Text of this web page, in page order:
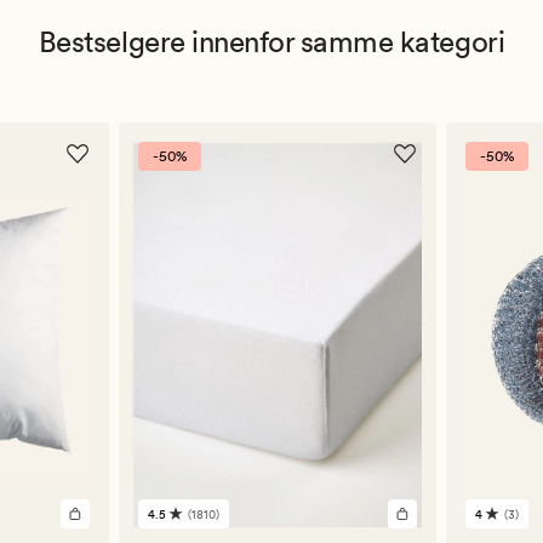
Bestselgere innenfor samme kategori
-50%
1810
4.5 (1810)
-50%
3
4 (3)